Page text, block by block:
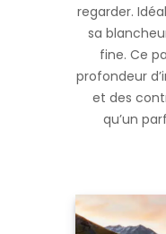
regarder.
sa
fine. Ce
profondeur
et des
qu’un